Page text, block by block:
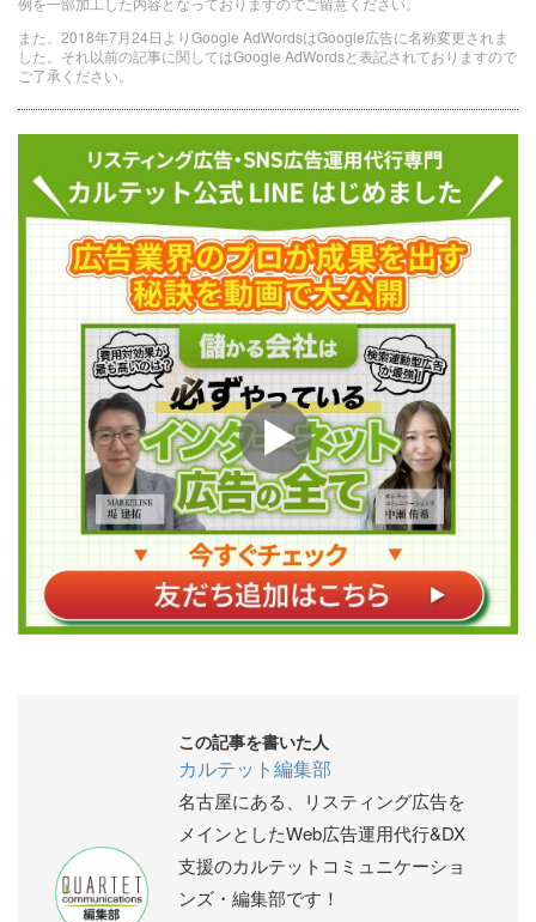
また、2018年7月24日よりGoogle AdWordsはGoogle広告に名称変更されま
した。それ以前の記事に関してはGoogle AdWordsと表記されておりますので
ご了承ください。
この記事を書いた人
カルテット編集部
名古屋にある、リスティング広告を
メインとしたWeb広告運用代行&DX
支援のカルテットコミュニケーショ
ンズ・編集部です！